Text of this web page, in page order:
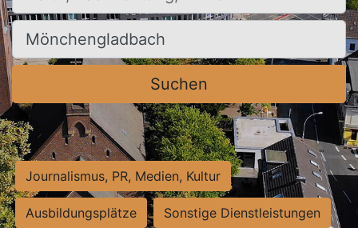
Ort, Stadt
Suchen
Journalismus, PR, Medien, Kultur
Ausbildungsplätze Sonstige Dienstleistungen